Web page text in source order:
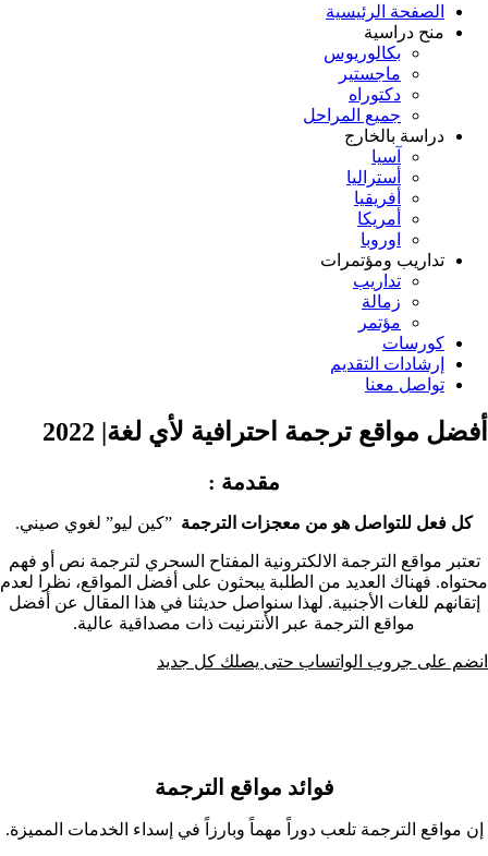
الصفحة الرئيسية
منح دراسية
بكالوريوس
ماجستير
دكتوراه
جميع المراحل
دراسة بالخارج
آسيا
أستراليا
أفريقيا
أمريكا
اوروبا
تداريب ومؤتمرات
تداريب
زمالة
مؤتمر
كورسات
إرشادات التقديم
تواصل معنا
أفضل مواقع ترجمة احترافية لأي لغة| 2022
مقدمة :
كل فعل للتواصل هو من معجزات الترجمة ”كين ليو” لغوي صيني.
تعتبر مواقع الترجمة الالكترونية المفتاح السحري لترجمة نص أو فهم
محتواه. فهناك العديد من الطلبة يبحثون على أفضل المواقع، نظرا لعدم
إتقانهم للغات الأجنبية. لهذا سنواصل حديثنا في هذا المقال عن أفضل
مواقع الترجمة عبر الأنترنيت ذات مصداقية عالية.
انضم على جروب الواتساب حتى يصلك كل جديد
فوائد مواقع الترجمة‏
إن مواقع الترجمة تلعب دوراً مهماً وبارزاً في إسداء الخدمات المميزة.